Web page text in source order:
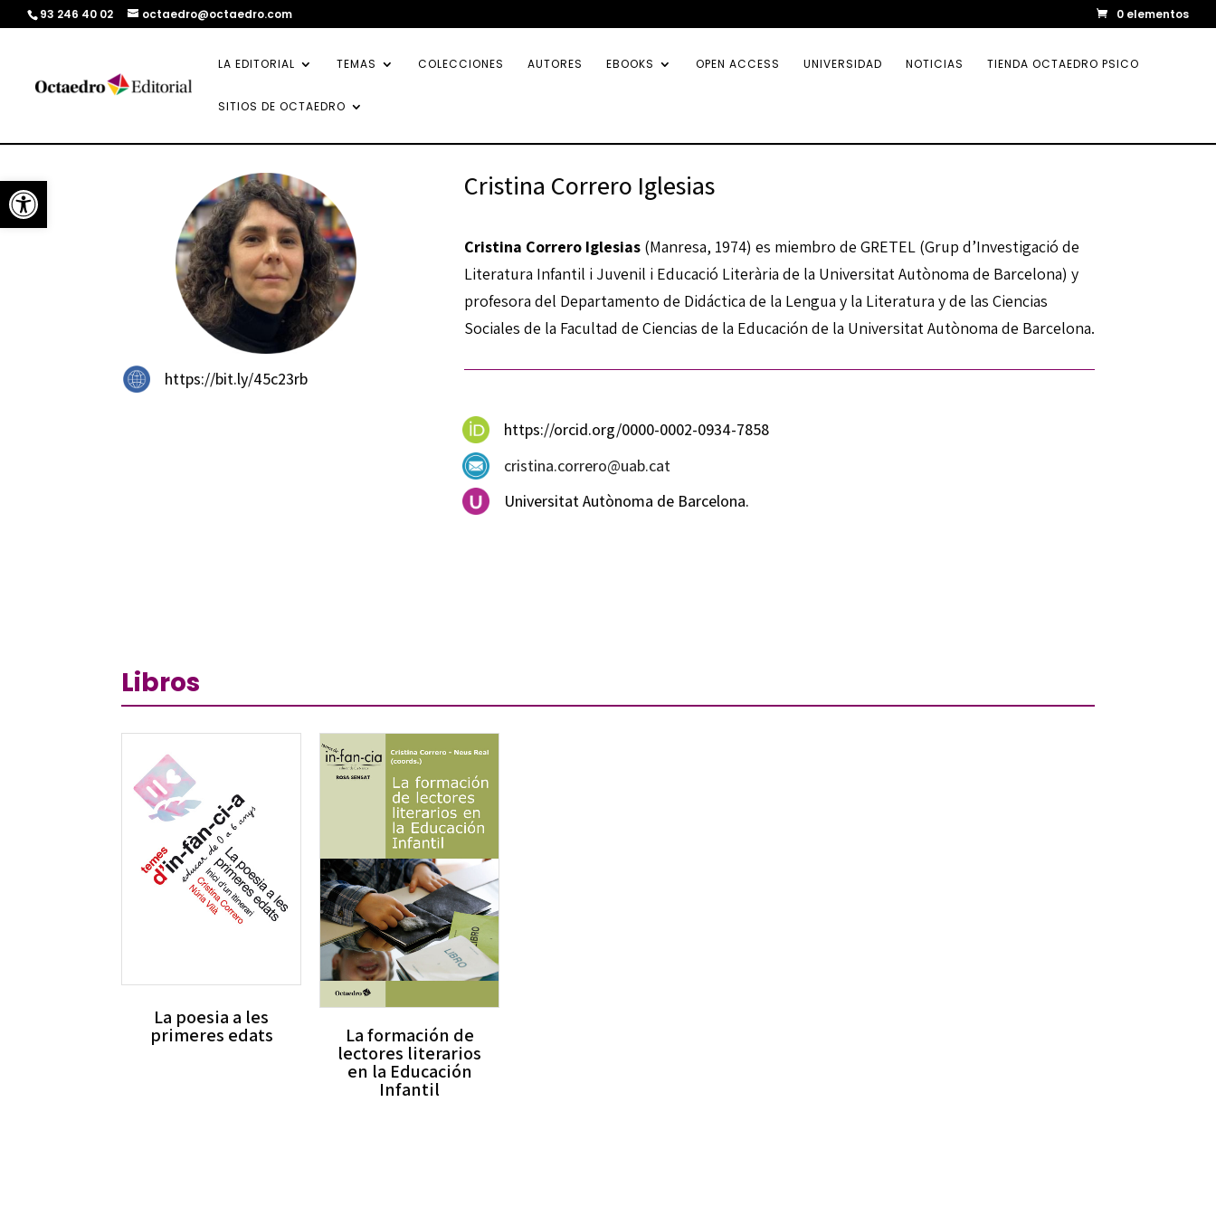
Abrir barra de herramientas
93 246 40 02 octaedro@octaedro.com 0 elementos
LA EDITORIAL TEMAS COLECCIONES AUTORES EBOOKS OPEN ACCESS UNIVERSIDAD NOTICIAS TIENDA OCTAEDRO PSICO
SITIOS DE OCTAEDRO
https://bit.ly/45c23rb
Cristina Correro Iglesias
Cristina Correro Iglesias(Manresa, 1974) es miembro de GRETEL (Grup d’Investigació de
Literatura Infantil i Juvenil i Educació Literària de la Universitat Autònoma de Barcelona) y
profesora del Departamento de Didáctica de la Lengua y la Literatura y de las Ciencias
Sociales de la Facultad de Ciencias de la Educación de la Universitat Autònoma de Barcelona.
https://orcid.org/0000-0002-0934-7858
cristina.correro@uab.cat
Universitat Autònoma de Barcelona.
Libros
La poesia a les
primeres edats La formación de
lectores literarios
en la Educación
Infantil